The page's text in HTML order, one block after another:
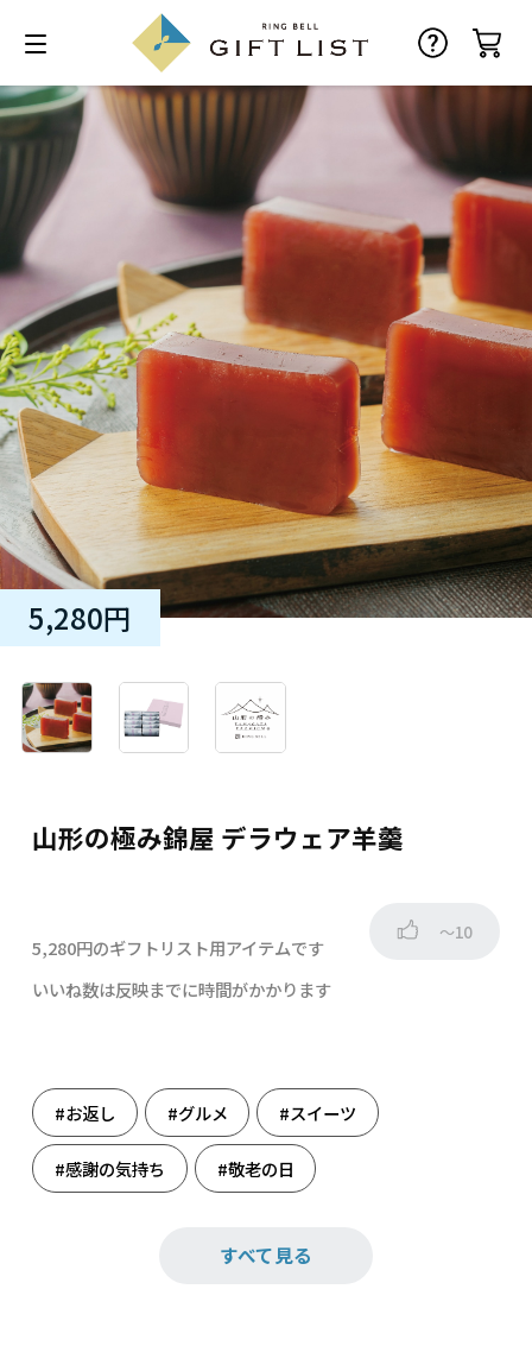
山形の極み錦屋 デラウェア羊羹
5,280円
5,280円のギフトリスト用アイテムです
～10
いいね数は反映までに時間がかかります
#お返し #グルメ #スイーツ
#感謝の気持ち #敬老の日
すべて見る